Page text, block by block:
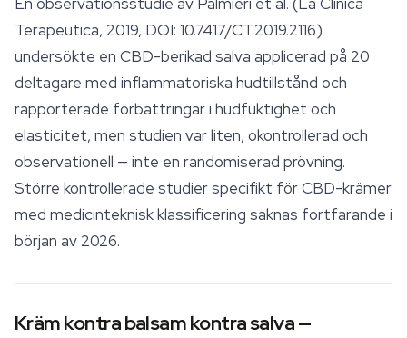
Terapeutica, 2019, DOI: 10.7417/CT.2019.2116)
undersökte en CBD-berikad salva applicerad på 20
deltagare med inflammatoriska hudtillstånd och
rapporterade förbättringar i hudfuktighet och
elasticitet, men studien var liten, okontrollerad och
observationell — inte en randomiserad prövning.
Större kontrollerade studier specifikt för CBD-krämer
med medicinteknisk klassificering saknas fortfarande i
början av 2026.
Kräm kontra balsam kontra salva —